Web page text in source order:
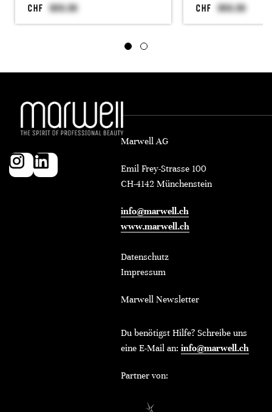
CHF CHF
Marwell AG
Emil Frey-Strasse 100
CH-4142 Münchenstein
info@marwell.ch
www.marwell.ch
Datenschutz
Impressum
Marwell Newsletter
Du benötigst Hilfe? Schreibe uns
eine E-Mail an: info@marwell.ch
Partner von: